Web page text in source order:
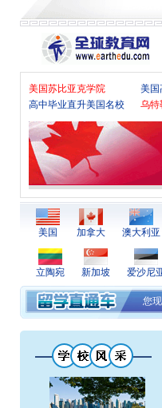
美国苏比亚克学院 美国
高中毕业直升美国名校
乌特
美国 加拿大 澳大利亚
立陶宛 新加坡 爱沙尼
您